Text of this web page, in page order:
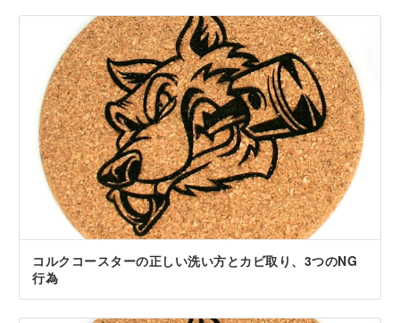
コルクコースターの正しい洗い方とカビ取り、3つのNG
行為